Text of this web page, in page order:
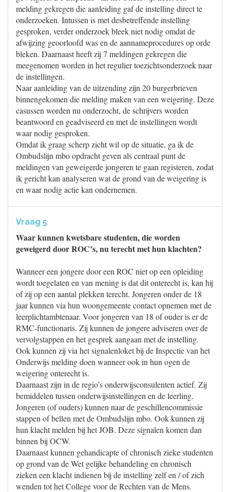
melding gekregen die aanleiding gaf de instelling direct te
onderzoeken. Intussen is met desbetreffende instelling
gesproken, verder onderzoek bleek niet nodig omdat de
afwijzing geoorloofd was en de aannameprocedures op orde
bleken. Daarnaast heeft zij 7 meldingen gekregen die
meegenomen worden in het regulier toezichtsonderzoek naar
de instellingen.
Naar aanleiding van de uitzending zijn 20 burgerbrieven
binnengekomen die melding maken van een weigering. Deze
casussen worden nu onderzocht, de schrijvers worden
beantwoord en geadviseerd en met de instellingen wordt
waar nodig gesproken.
Omdat ik graag scherp zicht wil op de situatie, ga ik de
Ombudslijn mbo opdracht geven als centraal punt de
meldingen van geweigerde jongeren te gaan registeren, zodat
ik gericht kan analyseren wat de grond van de weigering is
en waar nodig actie kan ondernemen.
Vraag 5
Waar kunnen kwetsbare studenten, die worden
geweigerd door ROC’s, nu terecht met hun klachten?
Wanneer een jongere door een ROC niet op een opleiding
wordt toegelaten en van mening is dat dit onterecht is, kan hij
of zij op een aantal plekken terecht. Jongeren onder de 18
jaar kunnen via hun woongemeente contact opnemen met de
leerplichtambtenaar. Voor jongeren van 18 of ouder is er de
RMC-functionaris. Zij kunnen de jongere adviseren over de
vervolgstappen en het gesprek aangaan met de instelling.
Ook kunnen zij via het signalenloket bij de Inspectie van het
Onderwijs melding doen wanneer ook in hun ogen de
weigering onterecht is.
Daarnaast zijn in de regio’s onderwijsconsulenten actief. Zij
bemiddelen tussen onderwijsinstellingen en de leerling.
Jongeren (of ouders) kunnen naar de geschillencommissie
stappen of bellen met de Ombudslijn mbo. Ook kunnen zij
hun klacht melden bij het JOB. Deze signalen komen dan
binnen bij OCW.
Daarnaast kunnen gehandicapte of chronisch zieke studenten
op grond van de Wet gelijke behandeling en chronisch
zieken een klacht indienen bij de instelling zelf en / of zich
wenden tot het College voor de Rechten van de Mens.